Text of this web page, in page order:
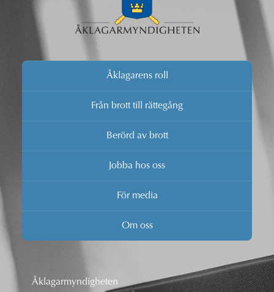
Åklagarens roll
Från brott till rättegång
Berörd av brott
Jobba hos oss
För media
Om oss
Åklagarmyndigheten